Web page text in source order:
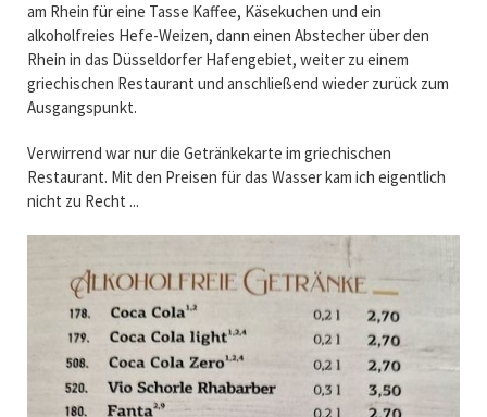
am Rhein für eine Tasse Kaffee, Käsekuchen und ein
alkoholfreies Hefe-Weizen, dann einen Abstecher über den
Rhein in das Düsseldorfer Hafengebiet, weiter zu einem
griechischen Restaurant und anschließend wieder zurück zum
Ausgangspunkt.
Verwirrend war nur die Getränkekarte im griechischen
Restaurant. Mit den Preisen für das Wasser kam ich eigentlich
nicht zu Recht ...